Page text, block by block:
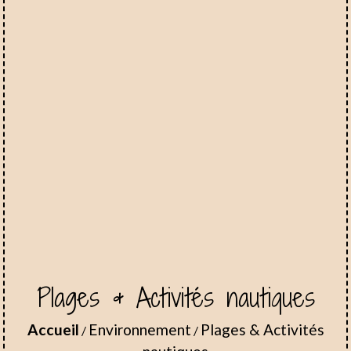
Plages & Activités nautiques
Accueil / Environnement / Plages & Activités